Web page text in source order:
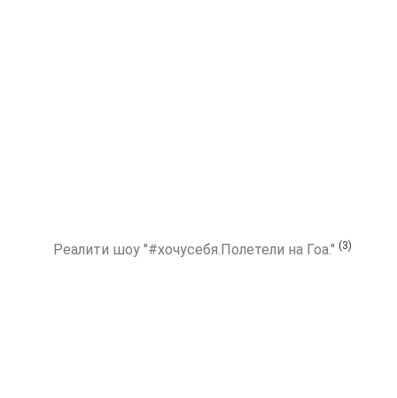
Реалити шоу "#хочусебя.Полетели на Гоа." (3)